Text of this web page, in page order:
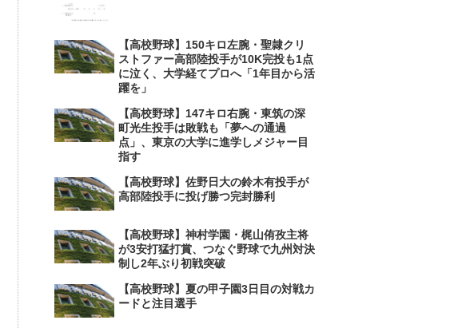
【高校野球】150キロ左腕・聖隷クリ
ストファー高部陸投手が10K完投も1点
に泣く、大学経てプロへ「1年目から活
躍を」
【高校野球】147キロ右腕・東筑の深
町光生投手は敗戦も「夢への通過
点」、東京の大学に進学しメジャー目
指す
【高校野球】佐野日大の鈴木有投手が
高部陸投手に投げ勝つ完封勝利
【高校野球】神村学園・梶山侑孜主将
が3安打猛打賞、つなぐ野球で九州対決
制し2年ぶり初戦突破
【高校野球】夏の甲子園3日目の対戦カ
ードと注目選手